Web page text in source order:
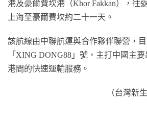
港及豪爾費坎港（Khor Fakkan），往
上海至豪爾費坎約二十一天。
該航線由中聯航運與合作夥伴聯營，
「XING DONG88」號，主打中國主
港間的快速運輸服務。
（台灣新